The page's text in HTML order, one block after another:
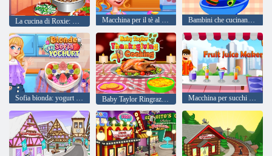
Macchina per il tè al latte con bolle arcobaleno Bambini che cucinano divertimento
Sofia bionda: yogurt secco Baby Taylor Ringraziamento cucina Macchina per succhi di frutta